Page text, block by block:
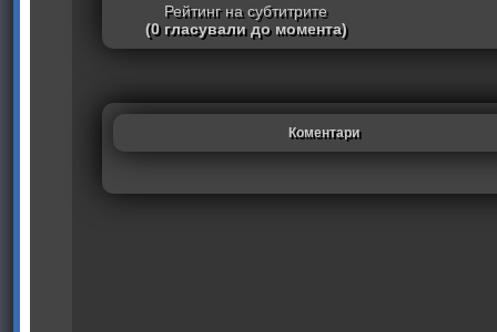
Рейтинг на субтитрите
(0 гласували до момента)
Коментари